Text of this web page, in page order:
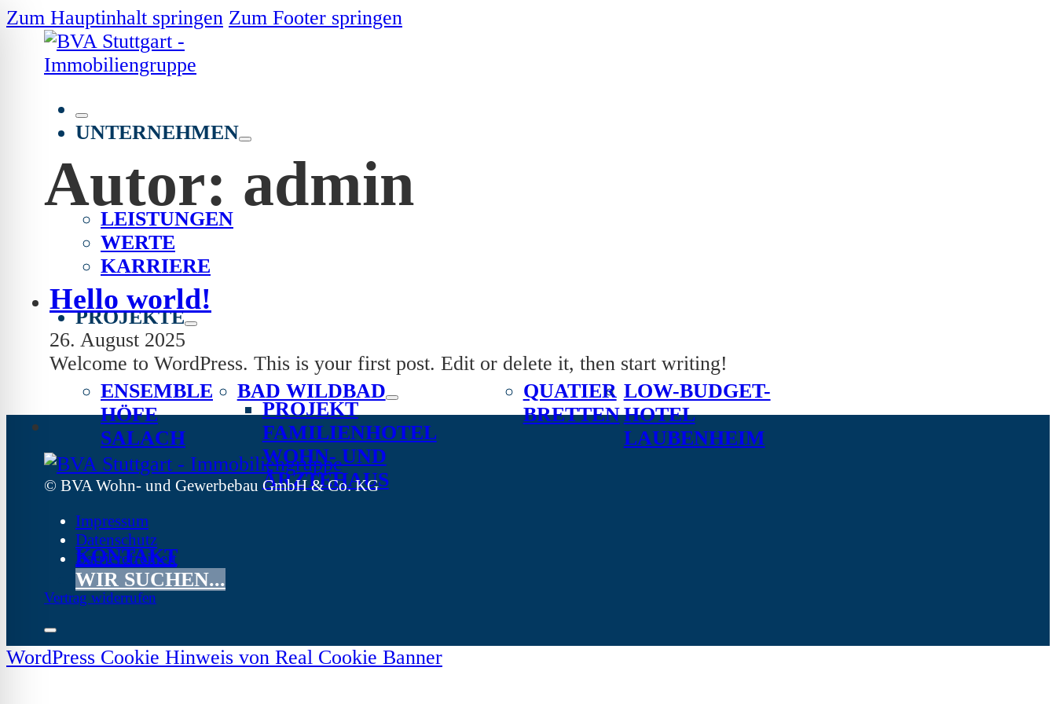
Zum Hauptinhalt springen Zum Footer springen
UNTERNEHMEN
LEISTUNGEN
WERTE
KARRIERE
PROJEKTE
ENSEMBLE
HÖFE
SALACH
BAD WILDBAD
PROJEKT
FAMILIENHOTEL
WOHN- UND
ÄRZTEHAUS
QUATIER
BRETTEN
LOW-BUDGET-
HOTEL
LAUBENHEIM
KONTAKT
WIR SUCHEN...
Autor: admin
Hello world!
26. August 2025
Welcome to WordPress. This is your first post. Edit or delete it, then start writing!
© BVA Wohn- und Gewerbebau GmbH & Co. KG
Impressum
Datenschutz
Barrierefreiheit
Vertrag widerrufen
Modus
Profil
freundlicher Modus
Modus
sicherer Modus
WordPress Cookie Hinweis von Real Cookie Banner